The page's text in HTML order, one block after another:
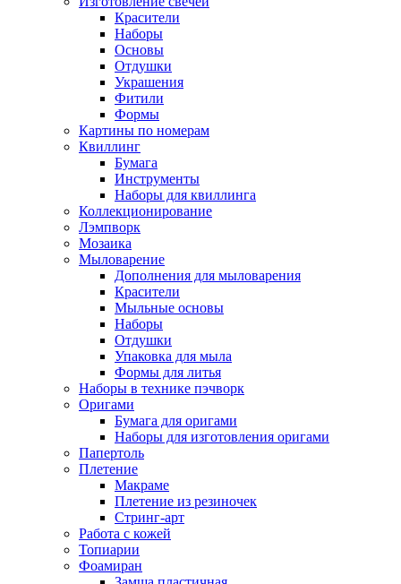
Красители
Наборы
Основы
Отдушки
Украшения
Фитили
Формы
Картины по номерам
Квиллинг
Бумага
Инструменты
Наборы для квиллинга
Коллекционирование
Лэмпворк
Мозаика
Мыловарение
Дополнения для мыловарения
Красители
Мыльные основы
Наборы
Отдушки
Упаковка для мыла
Формы для литья
Наборы в технике пэчворк
Оригами
Бумага для оригами
Наборы для изготовления оригами
Папертоль
Плетение
Макраме
Плетение из резиночек
Стринг-арт
Работа с кожей
Топиарии
Фоамиран